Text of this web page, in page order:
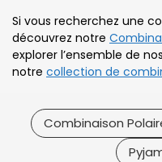
Si vous recherchez une
découvrez notre
explorer l’ensemble de
notre collection de
Combinaison